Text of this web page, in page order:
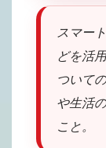
スマー
どを活
ついて
や生活
こと。